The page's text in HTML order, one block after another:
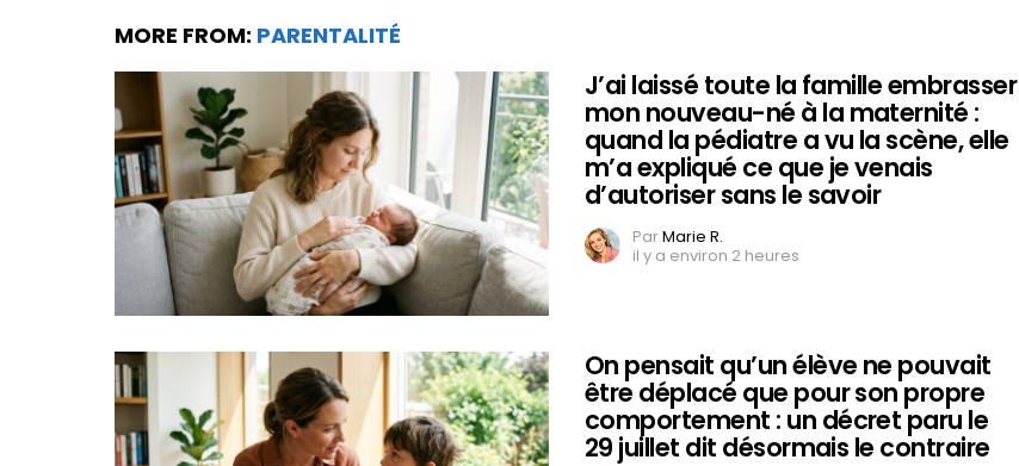
MORE FROM: PARENTALITÉ
J’ai laissé toute la famille embrasser
mon nouveau-né à la maternité :
quand la pédiatre a vu la scène, elle
m’a expliqué ce que je venais
d’autoriser sans le savoir
ParMarie R.
il y a environ 2 heures
On pensait qu’un élève ne pouvait
être déplacé que pour son propre
comportement : un décret paru le
29 juillet dit désormais le contraire